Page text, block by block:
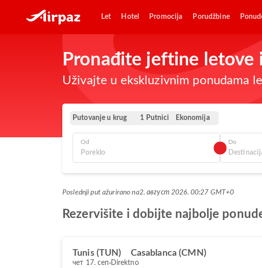
Let Hotel Promocija Porudžbine
Pronađite jeftine letove
Uživajte u ekskluzivnim ponudama
Putovanje u krug 1 Putnici Ekonomija
Od Do
Poslednji put ažurirano na2. август 2026. 00:27 GMT+0
Rezervišite i dobijte najbolje
Tunis (TUN) Casablanca (CMN)
чет 17. сеп Direktno